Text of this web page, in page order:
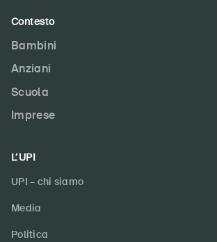
Contesto
Bambini
Anziani
Scuola
Imprese
L’UPI
UPI – chi siamo
Media
Politica